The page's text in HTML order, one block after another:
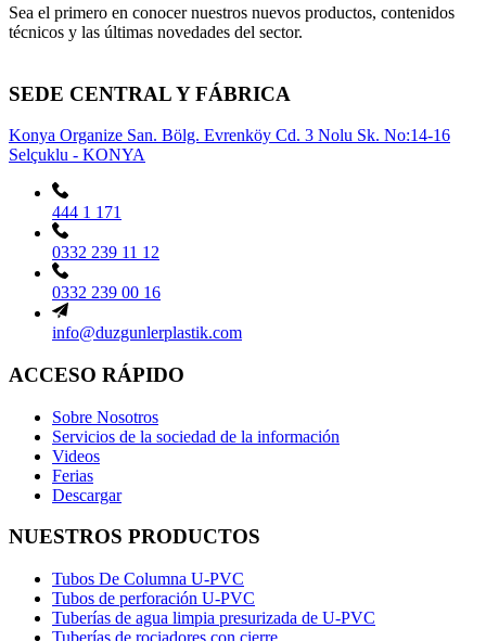
Sea el primero en conocer nuestros nuevos productos, contenidos
técnicos y las últimas novedades del sector.
SEDE CENTRAL Y FÁBRICA
Konya Organize San. Bölg. Evrenköy Cd. 3 Nolu Sk. No:14-16
Selçuklu - KONYA
444 1 171
0332 239 11 12
0332 239 00 16
info@duzgunlerplastik.com
ACCESO RÁPIDO
Sobre Nosotros
Servicios de la sociedad de la información
Videos
Ferias
Descargar
NUESTROS PRODUCTOS
Tubos De Columna U-PVC
Tubos de perforación U-PVC
Tuberías de agua limpia presurizada de U-PVC